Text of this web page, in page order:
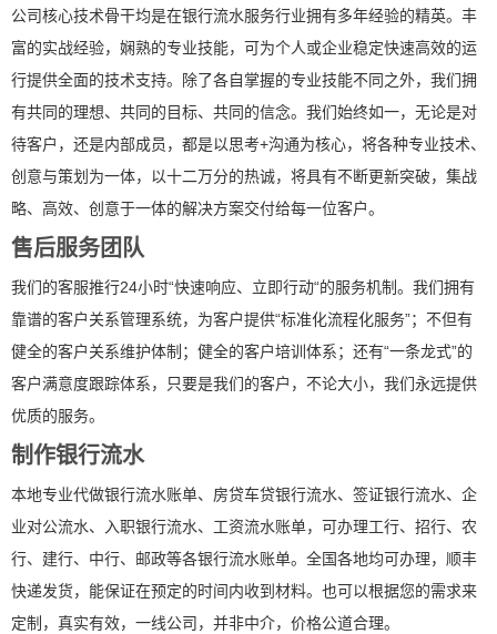
公司核心技术骨干均是在银行流水服务行业拥有多年经验的精英。丰
富的实战经验，娴熟的专业技能，可为个人或企业稳定快速高效的运
行提供全面的技术支持。除了各自掌握的专业技能不同之外，我们拥
有共同的理想、共同的目标、共同的信念。我们始终如一，无论是对
待客户，还是内部成员，都是以思考+沟通为核心，将各种专业技术、
创意与策划为一体，以十二万分的热诚，将具有不断更新突破，集战
略、高效、创意于一体的解决方案交付给每一位客户。
售后服务团队
我们的客服推行24小时“快速响应、立即行动“的服务机制。我们拥有
靠谱的客户关系管理系统，为客户提供“标准化流程化服务”；不但有
健全的客户关系维护体制；健全的客户培训体系；还有“一条龙式”的
客户满意度跟踪体系，只要是我们的客户，不论大小，我们永远提供
优质的服务。
制作银行流水
本地专业代做银行流水账单、房贷车贷银行流水、签证银行流水、企
业对公流水、入职银行流水、工资流水账单，可办理工行、招行、农
行、建行、中行、邮政等各银行流水账单。全国各地均可办理，顺丰
快递发货，能保证在预定的时间内收到材料。也可以根据您的需求来
定制，真实有效，一线公司，并非中介，价格公道合理。